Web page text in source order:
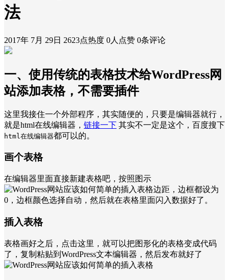
法
2017年 7月 29日 2623点热度 0人点赞 0条评论
一、使用传统的表格技术给WordPress网
站添加表格，不需要插件
这里我接住一个外部程序，其实随便的，只要是编辑器就行，
就是html在线编辑器， 链接一下 其实不一定是这个，百度搜下
html在线编辑器都可以的。
画个表格
在编辑器里面直接新建表格吧，按照图示
边距，边框都设为
0，边框颜色选择自动，然后就在表格里面闪入数据好了。
插入表格
表格画好之后，点击这里，就可以把图形化的表格变成代码
了，复制粘贴到WordPress文本编辑器，然后发布就好了